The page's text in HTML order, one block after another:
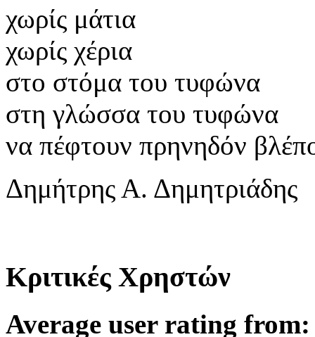
χωρίς μάτια
χωρίς χέρια
στο στόμα του τυφώνα
στη γλώσσα του τυφώνα
να πέφτουν πρηνηδόν
Δημήτρης Α. Δημητριάδης
Κριτικές Χρηστών
Average user rating from: